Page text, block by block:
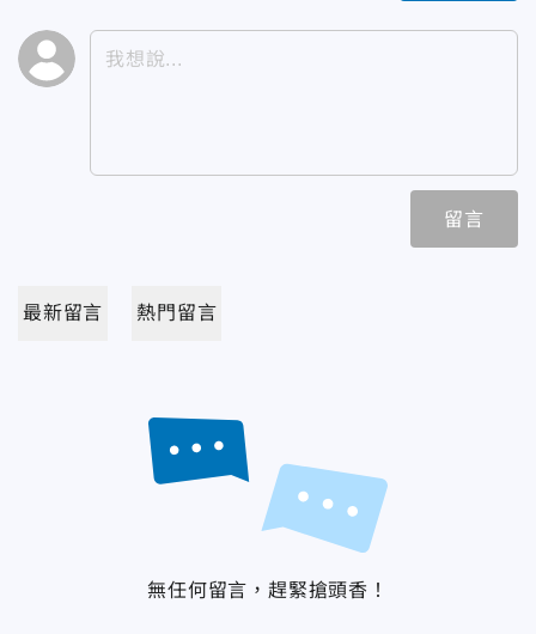
留言
最新留言 熱門留言
無任何留言，趕緊搶頭香！